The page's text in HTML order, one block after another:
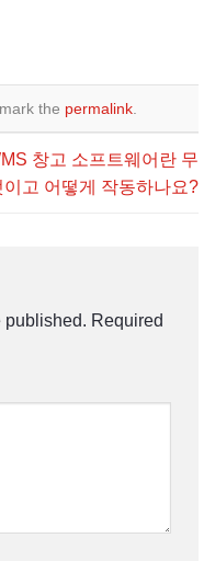
the permalink
창고 소프트웨어란 무
이고 어떻게 작동하나요?
published. Required